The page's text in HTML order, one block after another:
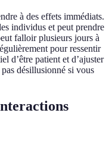
à des effets immédiats.
individus et peut prendre
falloir plusieurs jours à
pour ressentir
d’être patient et d’ajuster
désillusionné si vous